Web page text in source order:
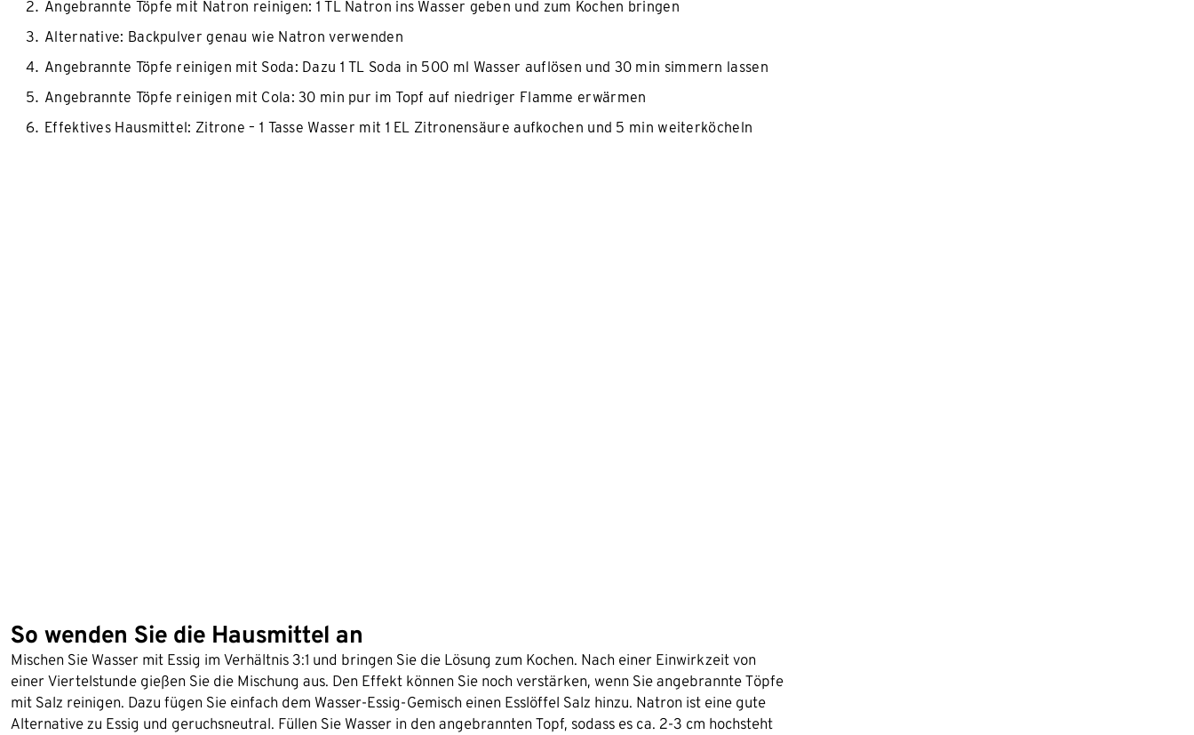
Angebrannte Töpfe mit Natron reinigen: 1 TL Natron ins Wasser geben und zum Kochen bringen
Alternative: Backpulver genau wie Natron verwenden
Angebrannte Töpfe reinigen mit Soda: Dazu 1 TL Soda in 500 ml Wasser auflösen und 30 min simmern lassen
Angebrannte Töpfe reinigen mit Cola: 30 min pur im Topf auf niedriger Flamme erwärmen
Effektives Hausmittel: Zitrone – 1 Tasse Wasser mit 1 EL Zitronensäure aufkochen und 5 min weiterköcheln
So wenden Sie die Hausmittel an
Mischen Sie Wasser mit Essig im Verhältnis 3:1 und bringen Sie die Lösung zum Kochen. Nach einer Einwirkzeit von
einer Viertelstunde gießen Sie die Mischung aus. Den Effekt können Sie noch verstärken, wenn Sie angebrannte Töpfe
mit Salz reinigen. Dazu fügen Sie einfach dem Wasser-Essig-Gemisch einen Esslöffel Salz hinzu. Natron ist eine gute
Alternative zu Essig und geruchsneutral. Füllen Sie Wasser in den angebrannten Topf, sodass es ca. 2-3 cm hochsteht